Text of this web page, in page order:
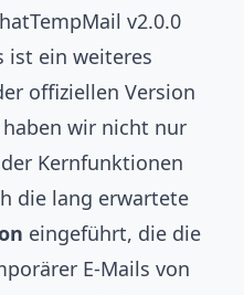
v2.0.0
ist ein weiteres
offiziellen Version
wir nicht nur
Kernfunktionen
die lang erwartete
eingeführt, die die
E-Mails von